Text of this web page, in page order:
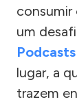
um
Podcasts
lugar, a
trazem